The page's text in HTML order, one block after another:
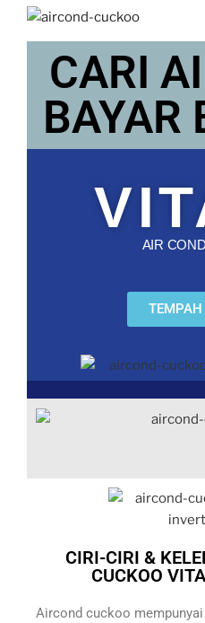
CARI
BAYAR
AIR
CIRI-CIRI &
CUCKOO
Aircond cuckoo